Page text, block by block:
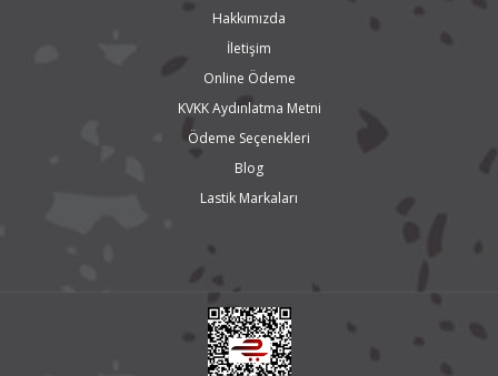
Hakkımızda
İletişim
Online Ödeme
KVKK Aydınlatma Metni
Ödeme Seçenekleri
Blog
Lastik Markaları